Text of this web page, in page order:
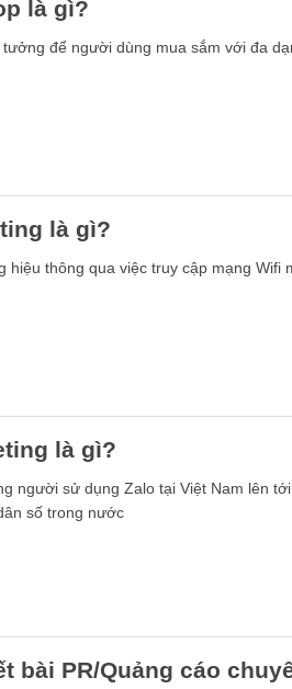
là gì?
để người dùng mua sắm với đa
là gì?
hiệu thông qua việc truy cập mạng Wifi
là gì?
người sử dụng Zalo tại Việt Nam lên
số trong nước
bài PR/Quảng cáo